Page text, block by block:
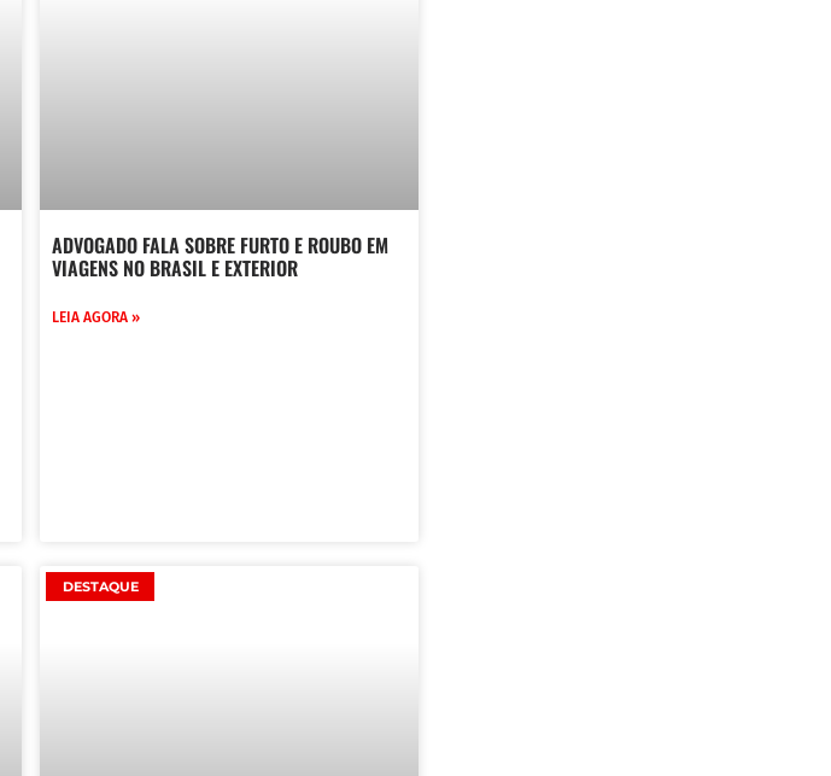
ADVOGADO FALA SOBRE FURTO E ROUBO EM
VIAGENS NO BRASIL E EXTERIOR
LEIA AGORA »
DESTAQUE